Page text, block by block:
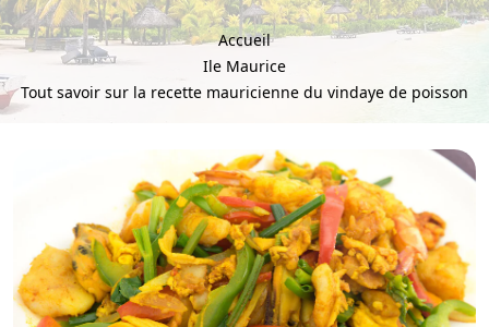
Accueil
Ile Maurice
Tout savoir sur la recette mauricienne du vindaye de poisson